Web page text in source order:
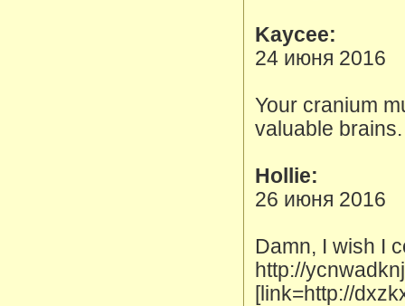
Kaycee:
24 июня 2016
Your cranium
valuable brains.
Hollie:
26 июня 2016
Damn, I wish I
http://
[link=http://